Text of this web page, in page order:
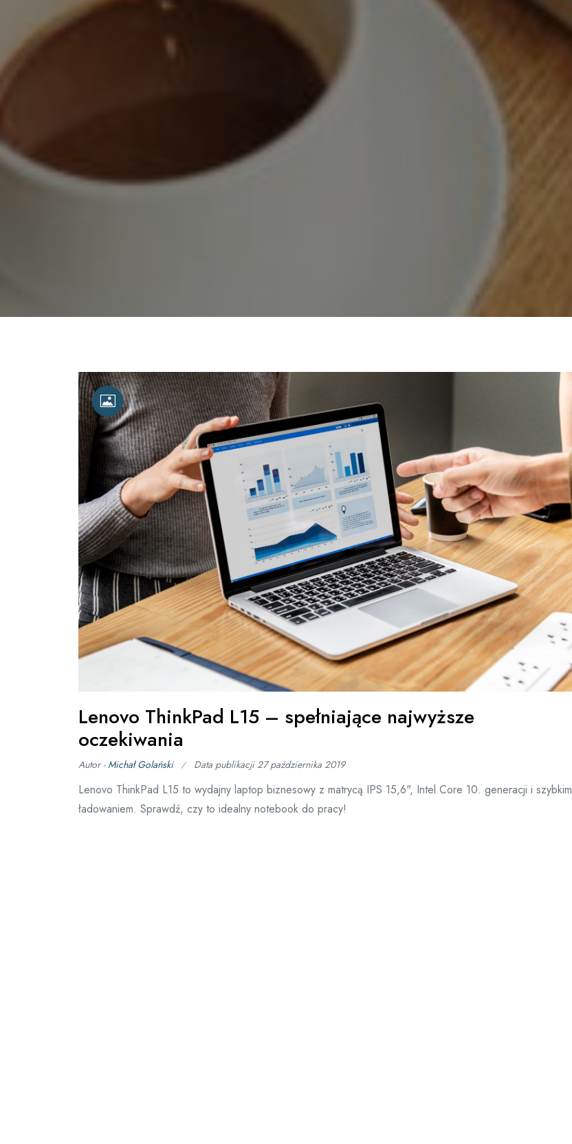
Lenovo ThinkPad L15 – spełniające najwyższe
oczekiwania
Autor -Michał Golański Data publikacji27 października 2019
Lenovo ThinkPad L15 to wydajny laptop biznesowy z matrycą IPS 15,6", Intel Core 10. generacji i szybkim
ładowaniem. Sprawdź, czy to idealny notebook do pracy!